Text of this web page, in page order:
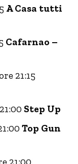
A Casa tutti
Cafarnao –
21:15
Step Up
Top Gun